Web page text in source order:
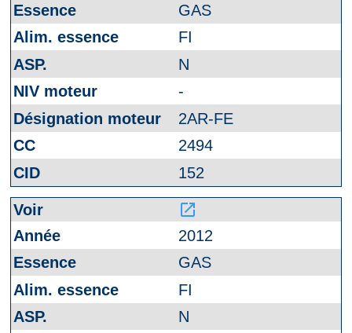
GAS
FI
N
-
2AR-FE
2494
152
launch
2012
GAS
FI
N